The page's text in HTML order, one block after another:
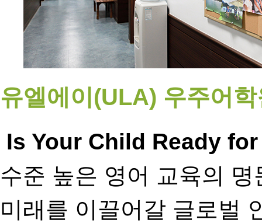
유엘에이(ULA) 우주어
Is Your Child Ready
수준 높은 영어 교육의
미래를 이끌어갈 글로벌